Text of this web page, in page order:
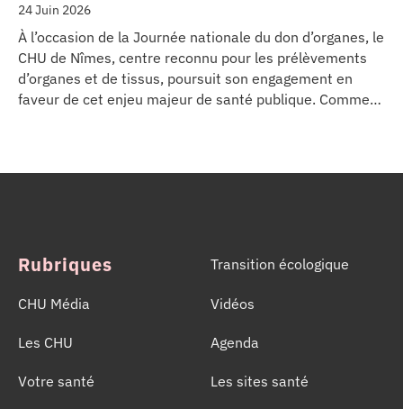
24 Juin 2026
À l’occasion de la Journée nationale du don d’organes, le
CHU de Nîmes, centre reconnu pour les prélèvements
d’organes et de tissus, poursuit son engagement en
faveur de cet enjeu majeur de santé publique. Comme
Rubriques
CHU Média
Les CHU
Votre santé
Transition écologique
Vidéos
Agenda
Les sites santé